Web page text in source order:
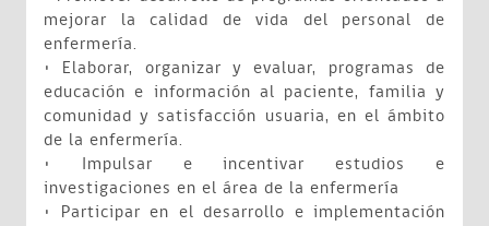
mejorar la calidad de vida del personal de
enfermería.
• Elaborar, organizar y evaluar, programas de
educación e información al paciente, familia y
comunidad y satisfacción usuaria, en el ámbito
de la enfermería.
• Impulsar e incentivar estudios e
investigaciones en el área de la enfermería
• Participar en el desarrollo e implementación